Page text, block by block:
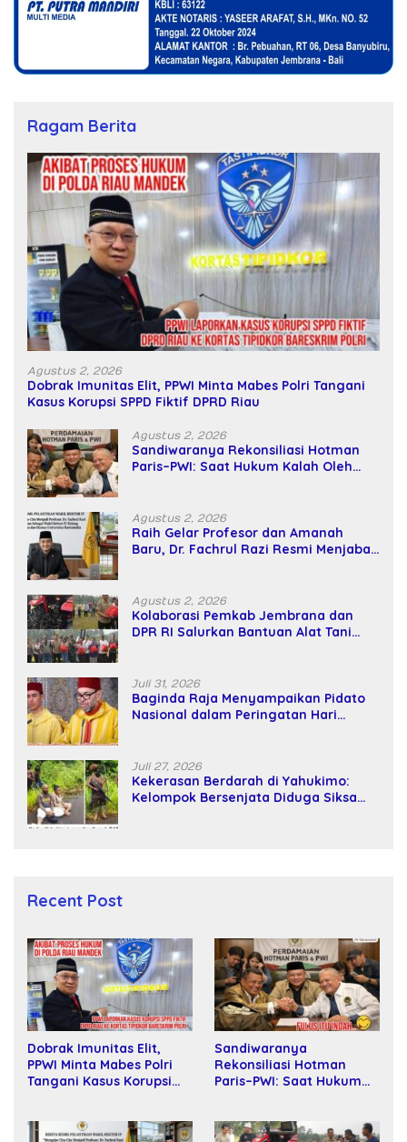
Ragam Berita
Agustus 2, 2026
Dobrak Imunitas Elit, PPWI Minta Mabes Polri Tangani
Kasus Korupsi SPPD Fiktif DPRD Riau
Agustus 2, 2026
Sandiwaranya Rekonsiliasi Hotman
Paris–PWI: Saat Hukum Kalah Oleh
Agustus 2, 2026
Raih Gelar Profesor dan Amanah
Baru, Dr. Fachrul Razi Resmi Menjabat
Agustus 2, 2026
Kolaborasi Pemkab Jembrana dan
DPR RI Salurkan Bantuan Alat Tani
Juli 31, 2026
Baginda Raja Menyampaikan Pidato
Nasional dalam Peringatan Hari
Juli 27, 2026
Kekerasan Berdarah di Yahukimo:
Kelompok Bersenjata Diduga Siksa
Recent Post
Dobrak Imunitas Elit,
PPWI Minta Mabes Polri
Tangani Kasus Korupsi
Sandiwaranya
Rekonsiliasi Hotman
Paris–PWI: Saat Hukum